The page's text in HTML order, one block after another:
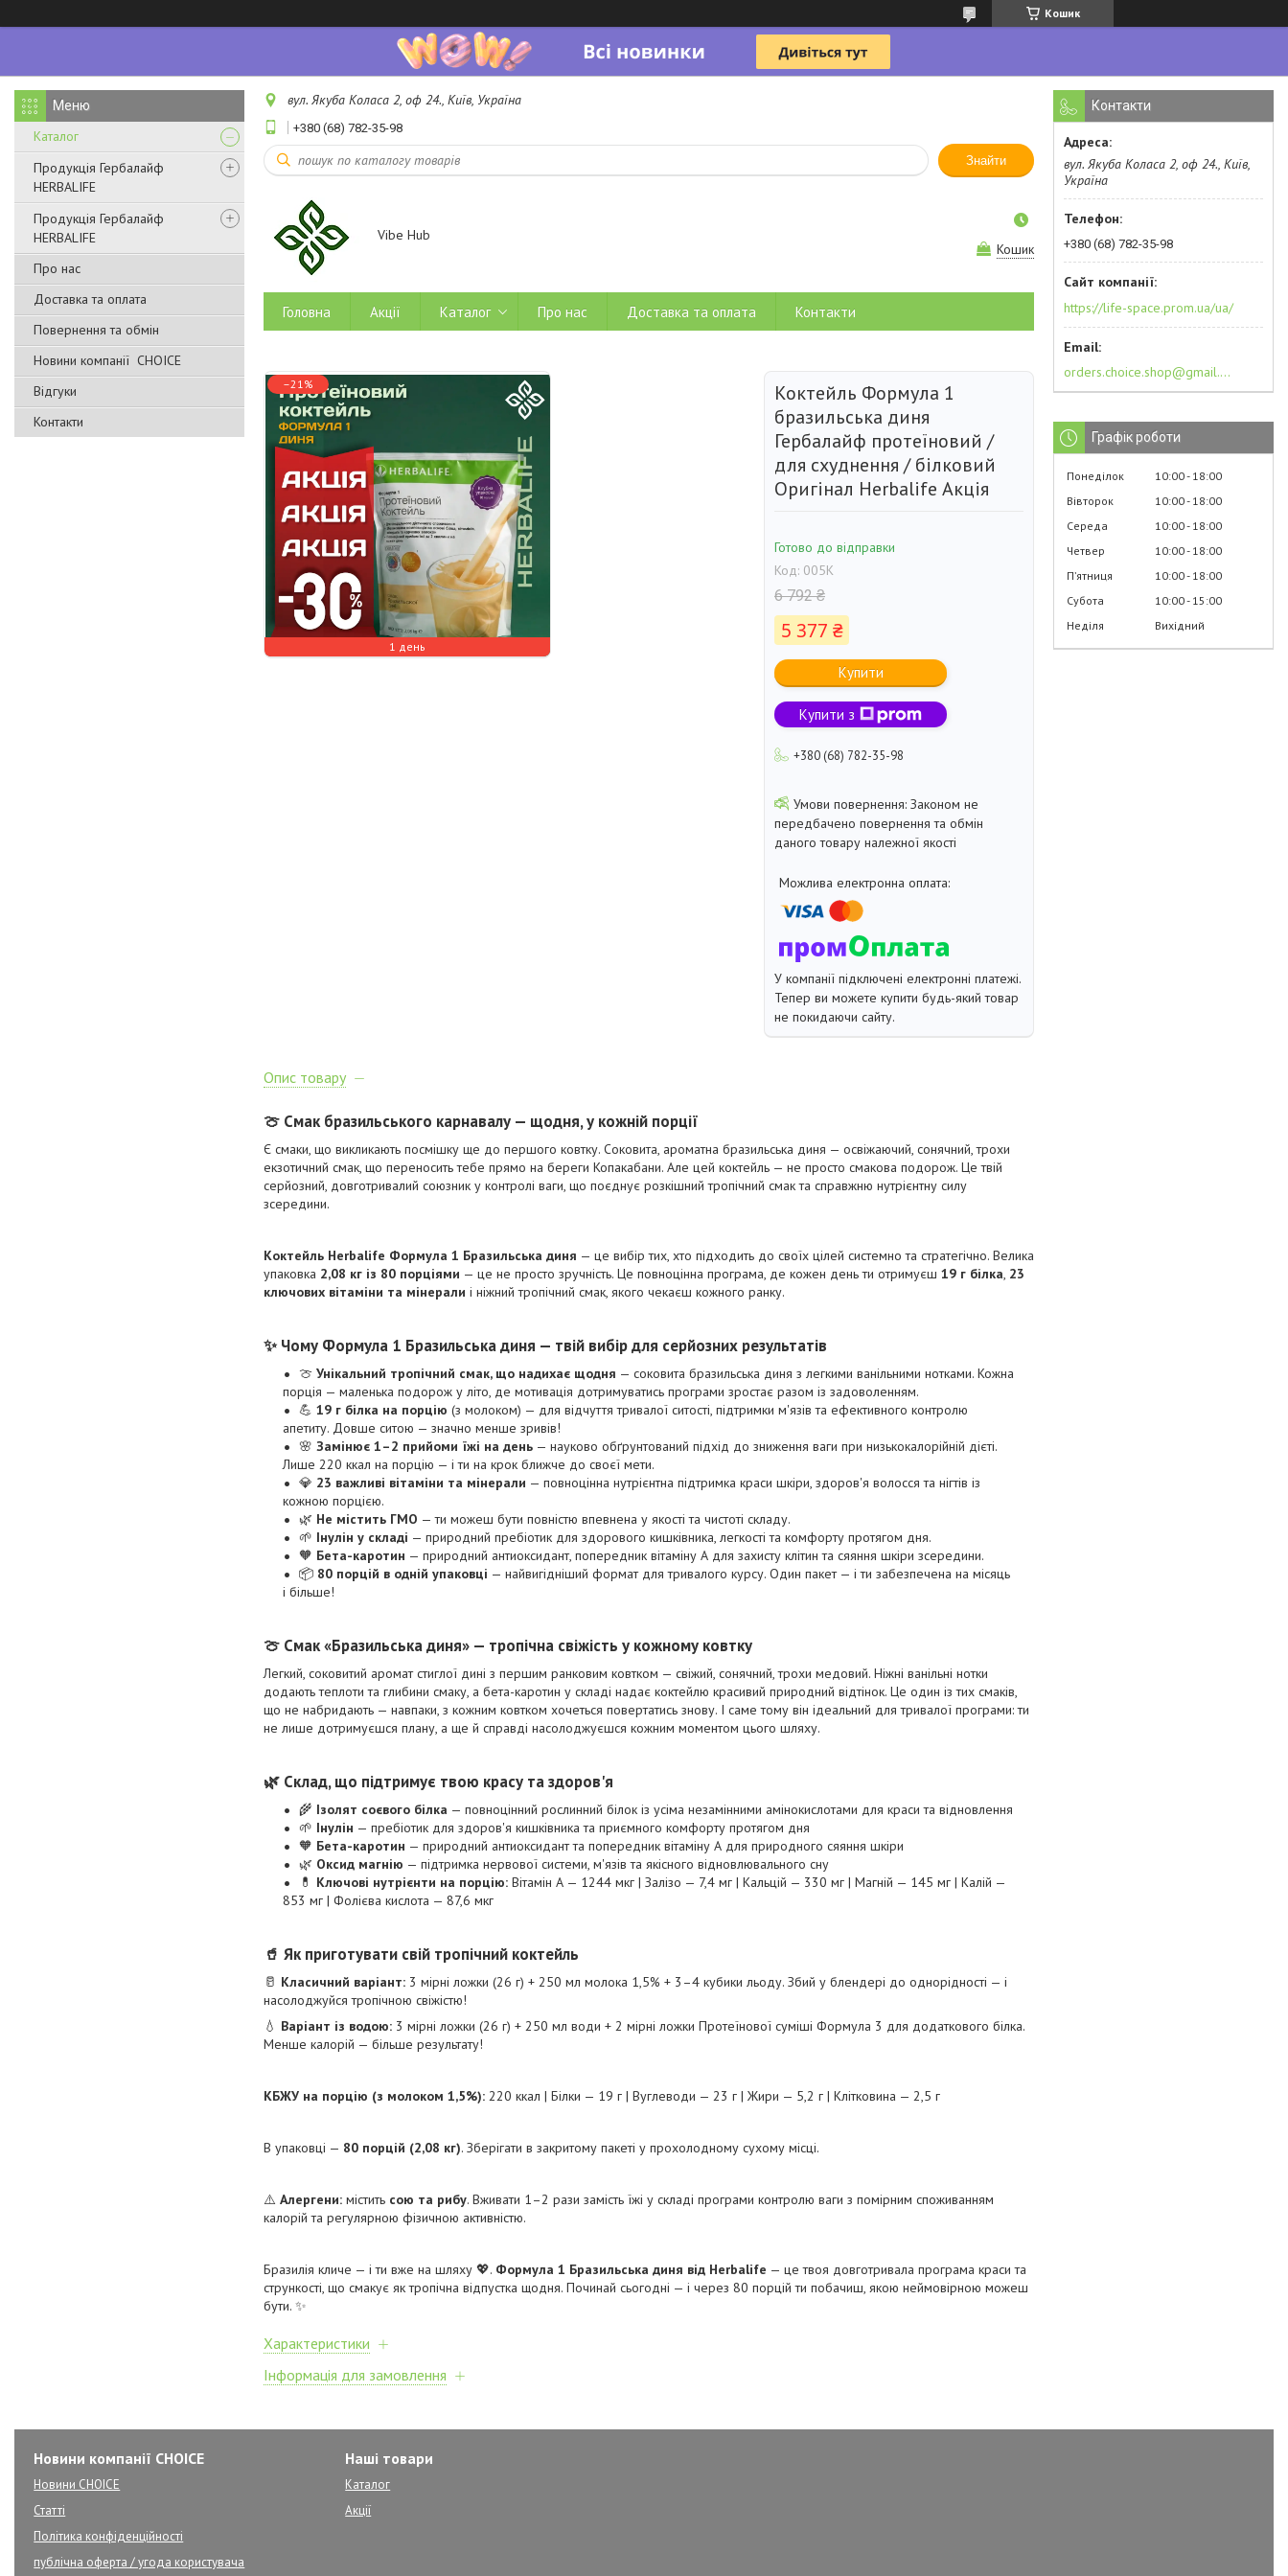
Кошик
Каталог
Продукція Гербалайф
HERBALIFE
Продукція Гербалайф
HERBALIFE
Про нас
Доставка та оплата
Повернення та обмін
Новини компанії CHOICE
Відгуки
Контакти
вул. Якуба Коласа 2, оф 24., Київ, Україна
+380 (68) 782-35-98
Знайти
Vibe Hub
Кошик
Головна Акції Каталог Про нас Доставка та оплата Контакти
–21%
1 день
Коктейль Формула 1
бразильська диня
Гербалайф протеїновий /
для схуднення / білковий
Оригінал Herbalife Акція
Готово до відправки
Код: 005K
6 792 ₴
5 377 ₴
Купити
Купити з
+380 (68) 782-35-98
Законом не
передбачено повернення та обмін
даного товару належної якості
У компанії підключені електронні платежі.
Тепер ви можете купити будь-який товар
не покидаючи сайту.
Опис товару
🍈 Смак бразильського карнавалу — щодня, у кожній порції
Є смаки, що викликають посмішку ще до першого ковтку. Соковита, ароматна бразильська диня — освіжаючий, сонячний, трохи
екзотичний смак, що переносить тебе прямо на береги Копакабани. Але цей коктейль — не просто смакова подорож. Це твій
серйозний, довготривалий союзник у контролі ваги, що поєднує розкішний тропічний смак та справжню нутрієнтну силу
зсередини.
Коктейль Herbalife Формула 1 Бразильська диня — це вибір тих, хто підходить до своїх цілей системно та стратегічно. Велика
упаковка 2,08 кг із 80 порціями — це не просто зручність. Це повноцінна програма, де кожен день ти отримуєш 19 г білка, 23
ключових вітаміни та мінерали і ніжний тропічний смак, якого чекаєш кожного ранку.
✨ Чому Формула 1 Бразильська диня — твій вибір для серйозних результатів
🍈 Унікальний тропічний смак, що надихає щодня — соковита бразильська диня з легкими ванільними нотками. Кожна
порція — маленька подорож у літо, де мотивація дотримуватись програми зростає разом із задоволенням.
💪 19 г білка на порцію (з молоком) — для відчуття тривалої ситості, підтримки м'язів та ефективного контролю
апетиту. Довше ситою — значно менше зривів!
🌸 Замінює 1–2 прийоми їжі на день — науково обґрунтований підхід до зниження ваги при низькокалорійній дієті.
Лише 220 ккал на порцію — і ти на крок ближче до своєї мети.
💎 23 важливі вітаміни та мінерали — повноцінна нутрієнтна підтримка краси шкіри, здоров'я волосся та нігтів із
кожною порцією.
🌿 Не містить ГМО — ти можеш бути повністю впевнена у якості та чистоті складу.
🌱 Інулін у складі — природний пребіотик для здорового кишківника, легкості та комфорту протягом дня.
🧡 Бета-каротин — природний антиоксидант, попередник вітаміну А для захисту клітин та сяяння шкіри зсередини.
📦 80 порцій в одній упаковці — найвигідніший формат для тривалого курсу. Один пакет — і ти забезпечена на місяць
і більше!
🍈 Смак «Бразильська диня» — тропічна свіжість у кожному ковтку
Легкий, соковитий аромат стиглої дині з першим ранковим ковтком — свіжий, сонячний, трохи медовий. Ніжні ванільні нотки
додають теплоти та глибини смаку, а бета-каротин у складі надає коктейлю красивий природний відтінок. Це один із тих смаків,
що не набридають — навпаки, з кожним ковтком хочеться повертатись знову. І саме тому він ідеальний для тривалої програми: ти
не лише дотримуєшся плану, а ще й справді насолоджуєшся кожним моментом цього шляху.
🌿 Склад, що підтримує твою красу та здоров'я
🌾 Ізолят соєвого білка — повноцінний рослинний білок із усіма незамінними амінокислотами для краси та відновлення
🌱 Інулін — пребіотик для здоров'я кишківника та приємного комфорту протягом дня
🧡 Бета-каротин — природний антиоксидант та попередник вітаміну А для природного сяяння шкіри
🌿 Оксид магнію — підтримка нервової системи, м'язів та якісного відновлювального сну
💊 Ключові нутрієнти на порцію: Вітамін А — 1244 мкг | Залізо — 7,4 мг | Кальцій — 330 мг | Магній — 145 мг | Калій —
853 мг | Фолієва кислота — 87,6 мкг
🥤 Як приготувати свій тропічний коктейль
🥛 Класичний варіант: 3 мірні ложки (26 г) + 250 мл молока 1,5% + 3–4 кубики льоду. Збий у блендері до однорідності — і
насолоджуйся тропічною свіжістю!
💧 Варіант із водою: 3 мірні ложки (26 г) + 250 мл води + 2 мірні ложки Протеїнової суміші Формула 3 для додаткового білка.
Менше калорій — більше результату!
КБЖУ на порцію (з молоком 1,5%): 220 ккал | Білки — 19 г | Вуглеводи — 23 г | Жири — 5,2 г | Клітковина — 2,5 г
В упаковці — 80 порцій (2,08 кг). Зберігати в закритому пакеті у прохолодному сухому місці.
⚠️ Алергени: містить сою та рибу. Вживати 1–2 рази замість їжі у складі програми контролю ваги з помірним споживанням
калорій та регулярною фізичною активністю.
Бразилія кличе — і ти вже на шляху 💖. Формула 1 Бразильська диня від Herbalife — це твоя довготривала програма краси та
стрункості, що смакує як тропічна відпустка щодня. Починай сьогодні — і через 80 порцій ти побачиш, якою неймовірною можеш
бути. ✨
Характеристики
Інформація для замовлення
Контакти
вул. Якуба Коласа 2, оф 24., Київ,
Україна
+380 (68) 782-35-98
https://life-space.prom.ua/ua/
orders.choice.shop@gmail.com
Графік роботи
Понеділок 10:00 18:00
Вівторок
10:00 18:00
Середа
10:00 18:00
Четвер
10:00 18:00
Пʼятниця
10:00 18:00
Субота
10:00 15:00
Неділя
Вихідний
Новини компанії CHOICE
Новини CHOICE
Статті
Політика конфіденційності
публічна оферта / угода користувача
Наші товари
Каталог
Акції